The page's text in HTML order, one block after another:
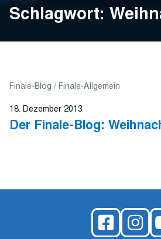
Schlagwort:
Finale-Blog
Finale-Allgemein
18. Dezember 2013
Der Finale-Blog: